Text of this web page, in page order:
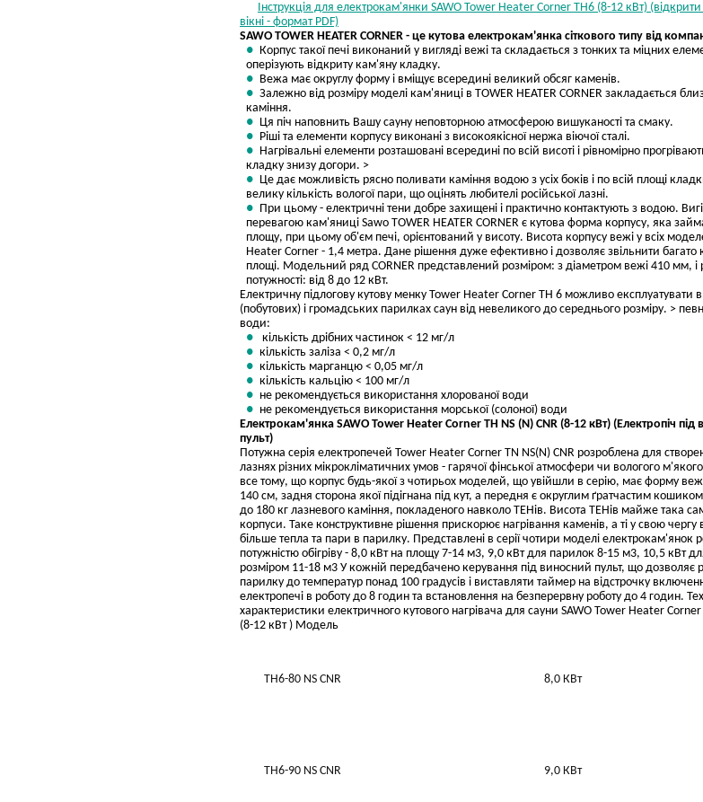
Інструкція для електрокам'янки SAWO Tower Heater Corner TH6 (8-12 кВт)
вікні - формат PDF)
SAWO TOWER HEATER CORNER - це кутова електрокам'янка сіткового типу від
Корпус такої печі виконаний у вигляді вежі та складається з тонких та міцних
оперізують відкриту кам'яну кладку.
Вежа має округлу форму і вміщує всередині великий обсяг каменів.
Залежно від розміру моделі кам'яниці в TOWER HEATER CORNER закладається
каміння.
Ця піч наповнить Вашу сауну неповторною атмосферою вишуканості та смаку.
Ріші та елементи корпусу виконані з високоякісної нержа віючої сталі.
Нагрівальні елементи розташовані всередині по всій висоті і рівномірно
кладку знизу догори. >
Це дає можливість рясно поливати каміння водою з усіх боків і по всій площі
велику кількість вологої пари, що оцінять любителі російської лазні.
При цьому - електричні тени добре захищені і практично контактують з водою.
перевагою кам'яниці Sawo TOWER HEATER CORNER є кутова форма корпусу, яка
площу, при цьому об'єм печі, орієнтований у висоту. Висота корпусу вежі у всіх
Heater Corner - 1,4 метра. Дане рішення дуже ефективно і дозволяє звільнити багато
площі. Модельний ряд CORNER представлений розміром: з діаметром вежі 410 мм, і
потужності: від 8 до 12 кВт.
Електричну підлогову кутову менку Tower Heater Corner TH 6 можливо експлуатувати
(побутових) і громадських парилках саун від невеликого до середнього розміру. >
води:
кількість дрібних частинок < 12 мг/л
кількість заліза < 0,2 мг/л
кількість марганцю < 0,05 мг/л
кількість кальцію < 100 мг/л
не рекомендується використання хлорованої води
не рекомендується використання морської (солоної) води
Електрокам'янка SAWO Tower Heater Corner TH NS (N) CNR (8-12 кВт) (Електропіч під
пульт)
Потужна серія електропечей Tower Heater Corner TN NS(N) CNR розроблена для
лазнях різних мікрокліматичних умов - гарячої фінської атмосфери чи вологого
все тому, що корпус будь-якої з чотирьох моделей, що увійшли в серію, має форму
140 см, задня сторона якої підігнана під кут, а передня є округлим ґратчастим
до 180 кг лазневого каміння, покладеного навколо ТЕНів. Висота ТЕНів майже така
корпуси. Таке конструктивне рішення прискорює нагрівання каменів, а ті у свою чергу
більше тепла та пари в парилку. Представлені в серії чотири моделі електрокам'янок
потужністю обігріву - 8,0 кВт на площу 7-14 м3, 9,0 кВт для парилок 8-15 м3, 10,5 кВт
розміром 11-18 м3 У кожній передбачено керування під виносний пульт, що дозволяє
парилку до температур понад 100 градусів і виставляти таймер на відстрочку
електропечі в роботу до 8 годин та встановлення на безперервну роботу до 4 годин.
характеристики електричного кутового нагрівача для сауни SAWO Tower Heater Corner
(8-12 кВт ) Модель
TH6-80 NS CNR 8,0 КВт
TH6-90 NS CNR 9,0 КВт